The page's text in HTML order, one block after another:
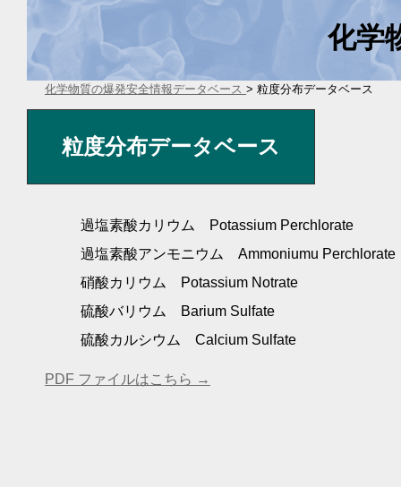
化学
化学物質の爆発安全情報データベース > 粒度分布データベース
粒度分布データベース
過塩素酸カリウム Potassium Perchlorate
過塩素酸アンモニウム Ammoniumu
硝酸カリウム Potassium Notrate
硫酸バリウム Barium Sulfate
硫酸カルシウム Calcium Sulfate
PDF ファイルはこちら →